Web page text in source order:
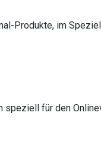
Produkte, im
speziell für den